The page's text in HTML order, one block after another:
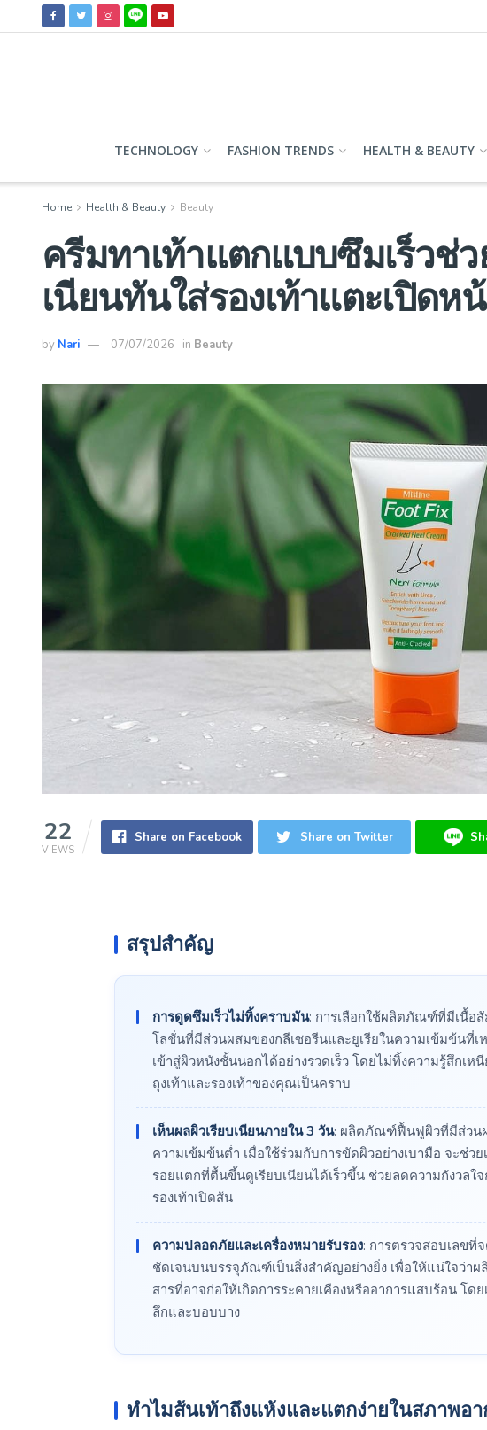
TECHNOLOGY FASHION TRENDS HEALTH & BEAUTY
Home Health & Beauty Beauty
ครีมทาเท้าแตกแบบซึมเร็วช่ว
เนียนทันใส่รองเท้าแตะเปิดห
by Nari 07/07/2026 in Beauty
22
VIEWS
Share on Facebook Share on Twitter
สรุปสำคัญ
การดูดซึมเร็วไม่ทิ้งคราบมัน: การเลือกใช้ผลิตภัณฑ์ที่มีเนื้อสั
โลชั่นที่มีส่วนผสมของกลีเซอรีนและยูเรียในความเข้มข้นที่
เข้าสู่ผิวหนังชั้นนอกได้อย่างรวดเร็ว โดยไม่ทิ้งความรู้สึกเห
ถุงเท้าและรองเท้าของคุณเป็นคราบ
เห็นผลผิวเรียบเนียนภายใน 3 วัน: ผลิตภัณฑ์ฟื้นฟูผิวที่มีส่วน
ความเข้มข้นต่ำ เมื่อใช้ร่วมกับการขัดผิวอย่างเบามือ จะช่ว
รอยแตกที่ตื้นขึ้นดูเรียบเนียนได้เร็วขึ้น ช่วยลดความกังวล
รองเท้าเปิดส้น
ความปลอดภัยและเครื่องหมายรับรอง: การตรวจสอบเลขที่
ชัดเจนบนบรรจุภัณฑ์เป็นสิ่งสำคัญอย่างยิ่ง เพื่อให้แน่ใจว่
สารที่อาจก่อให้เกิดการระคายเคืองหรืออาการแสบร้อน โด
ลึกและบอบบาง
ทำไมส้นเท้าถึงแห้งและแตกง่ายในสภาพอ